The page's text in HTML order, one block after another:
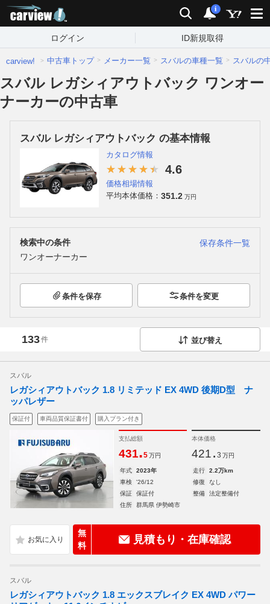
検索 通知
i
ログイン ID新規取得
carview! 中古車トップ メーカー一覧 スバルの車種一覧 スバルの
スバル レガシィアウトバック ワンオー
ナーカーの中古車
スバル レガシィアウトバック の基本情報
カタログ情報
4.6
価格相場情報
平均本体価格： 351.2 万円
検索中の条件
保存条件一覧
ワンオーナーカー
条件を保存 条件を変更
133件 並び替え
スバル
レガシィアウトバック 1.8 リミテッド EX 4WD 後期D型 ナ
ッパレザー
保証付 車両品質保証書付 購入プラン付き
支払総額
431.5 万円
本体価格
421. 3 万円
年式 2023年 走行
2.2万km
車検
'26/12 修復
なし
保証
保証付 整備
法定整備付
住所
群馬県 伊勢崎市
無
料
見積もり・在庫確認
スバル
レガシィアウトバック 1.8 エックスブレイク EX 4WD パワー